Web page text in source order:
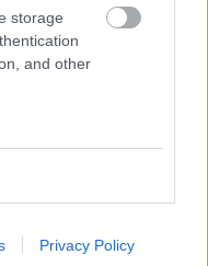
storage
and other
Privacy Policy